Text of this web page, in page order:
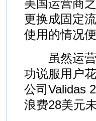
美国运营商
更换成固定
使用的情况
虽然运营
功说服用户
公司Validas
浪费28美元